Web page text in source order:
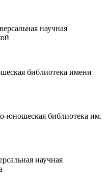
научная
библиотека имени
юношеская библиотека им.
научная